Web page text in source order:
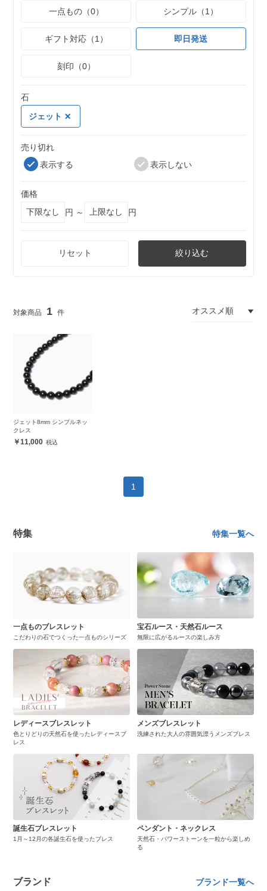
一点もの（0）
シンプル（1）
ギフト対応（1） 即日発送
刻印（0）
石
ジェット
売り切れ
表示する
表示しない
価格
円 ～
円
リセット 絞り込む
1
ジェット8mm シンプルネッ
クレス
11,000
1
特集 特集一覧へ
一点ものブレスレット
こだわりの石でつくった一点ものシリーズ
宝石ルース・天然石ルース
無限に広がるルースの楽しみ方
レディースブレスレット
色とりどりの天然石を使ったレディースブ
レス
メンズブレスレット
洗練された大人の雰囲気漂うメンズブレス
誕生石ブレスレット
1月～12月の各誕生石を使ったブレス
ペンダント・ネックレス
天然石・パワーストーンを一粒から楽しめ
る
ブランド ブランド一覧へ